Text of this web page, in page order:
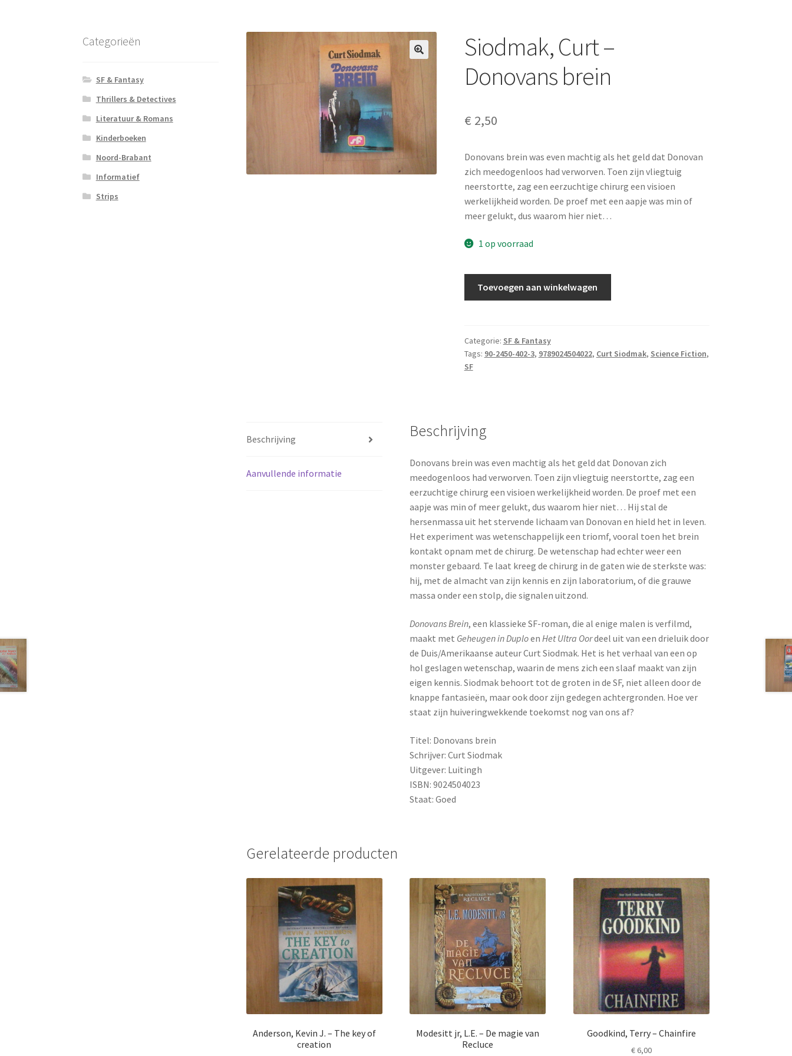
Siodmak, Curt –
Donovans brein
€ 2,50
Donovans brein was even machtig als het geld dat Donovan
zich meedogenloos had verworven. Toen zijn vliegtuig
neerstortte, zag een eerzuchtige chirurg een visioen
werkelijkheid worden. De proef met een aapje was min of
meer gelukt, dus waarom hier niet…
1 op voorraad
brein
aantal
Toevoegen aan winkelwagen
Categorie: SF & Fantasy
Tags: 90-2450-402-3, 9789024504022, Curt Siodmak, Science Fiction,
SF
Beschrijving
Aanvullende informatie
Beschrijving
Donovans brein was even machtig als het geld dat Donovan zich
meedogenloos had verworven. Toen zijn vliegtuig neerstortte, zag een
eerzuchtige chirurg een visioen werkelijkheid worden. De proef met een
aapje was min of meer gelukt, dus waarom hier niet… Hij stal de
hersenmassa uit het stervende lichaam van Donovan en hield het in leven.
Het experiment was wetenschappelijk een triomf, vooral toen het brein
kontakt opnam met de chirurg. De wetenschap had echter weer een
monster gebaard. Te laat kreeg de chirurg in de gaten wie de sterkste was:
hij, met de almacht van zijn kennis en zijn laboratorium, of die grauwe
massa onder een stolp, die signalen uitzond.
Donovans Brein, een klassieke SF-roman, die al enige malen is verfilmd,
maakt met Geheugen in Duploen Het Ultra Oordeel uit van een drieluik door
de Duis/Amerikaanse auteur Curt Siodmak. Het is het verhaal van een op
hol geslagen wetenschap, waarin de mens zich een slaaf maakt van zijn
eigen kennis. Siodmak behoort tot de groten in de SF, niet alleen door de
knappe fantasieën, maar ook door zijn gedegen achtergronden. Hoe ver
staat zijn huiveringwekkende toekomst nog van ons af?
Titel: Donovans brein
Schrijver: Curt Siodmak
Uitgever: Luitingh
ISBN: 9024504023
Staat: Goed
Gerelateerde producten
Anderson, Kevin J. – The key of
creation
Modesitt jr, L.E. – De magie van
Recluce
Goodkind, Terry – Chainfire
€6,00
Categorieën
SF & Fantasy
Thrillers & Detectives
Literatuur & Romans
Kinderboeken
Noord-Brabant
Informatief
Strips